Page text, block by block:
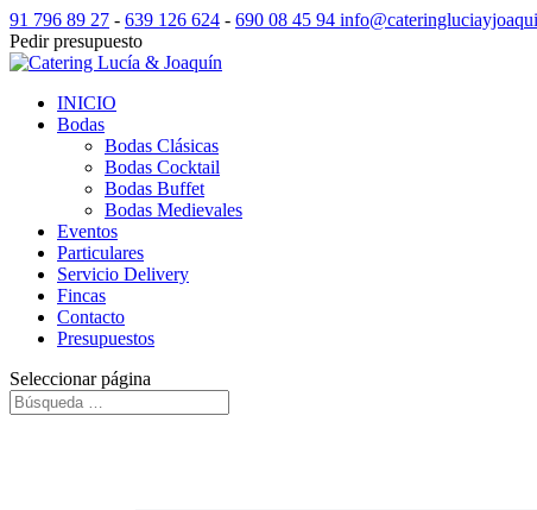
91 796 89 27 - 639 126 624 - 690 08 45 94
Pedir presupuesto
INICIO
Bodas
Bodas Clásicas
Bodas Cocktail
Bodas Buffet
Bodas Medievales
Eventos
Particulares
Servicio Delivery
Fincas
Contacto
Presupuestos
Seleccionar página